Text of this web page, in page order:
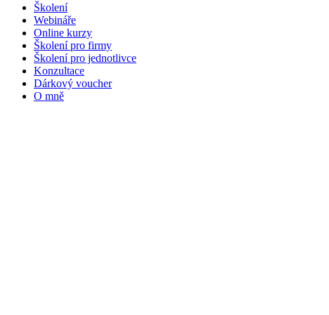
Školení
Webináře
Online kurzy
Školení pro firmy
Školení pro jednotlivce
Konzultace
Dárkový voucher
O mně